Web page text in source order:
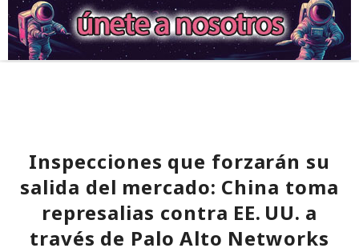
Inspecciones que forzarán su
salida del mercado: China toma
represalias contra EE. UU. a
través de Palo Alto Networks